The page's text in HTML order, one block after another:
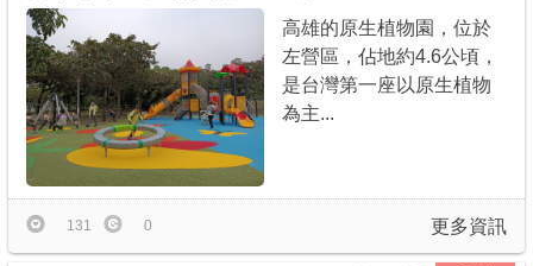
高雄的原生植物園，位於
左營區，佔地約4.6公頃，
是台灣第一座以原生植物
為主...
更多資訊
131 0